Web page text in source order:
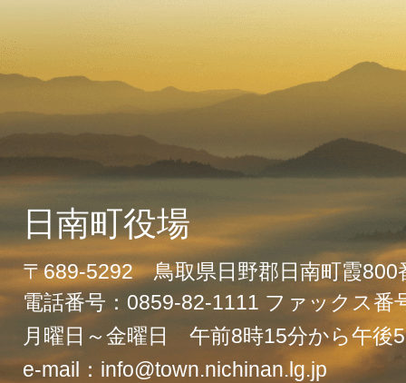
日南町役場
〒689-5292 鳥取県日野郡日南町霞800
電話番号：0859-82-1111 ファックス番
月曜日～金曜日 午前8時15分から午後
e-mail：info@town.nichinan.lg.jp